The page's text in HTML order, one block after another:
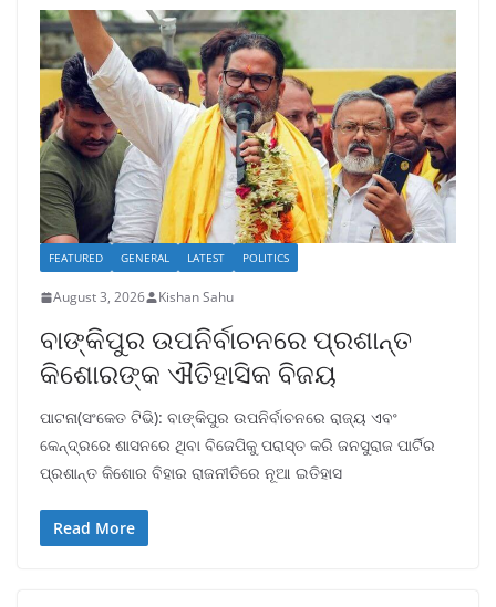
FEATURED GENERAL LATEST POLITICS
August 3, 2026 Kishan Sahu
ବାଙ୍କିପୁର ଉପନିର୍ବାଚନରେ ପ୍ରଶାନ୍ତ
କିଶୋରଙ୍କ ଐତିହାସିକ ବିଜୟ
ପାଟନା(ସଂକେତ ଟିଭି): ବାଙ୍କିପୁର ଉପନିର୍ବାଚନରେ ରାଜ୍ୟ ଏବଂ
କେନ୍ଦ୍ରରେ ଶାସନରେ ଥିବା ବିଜେପିକୁ ପରାସ୍ତ କରି ଜନସୁରାଜ ପାର୍ଟିର
ପ୍ରଶାନ୍ତ କିଶୋର ବିହାର ରାଜନୀତିରେ ନୂଆ ଇତିହାସ
Read More